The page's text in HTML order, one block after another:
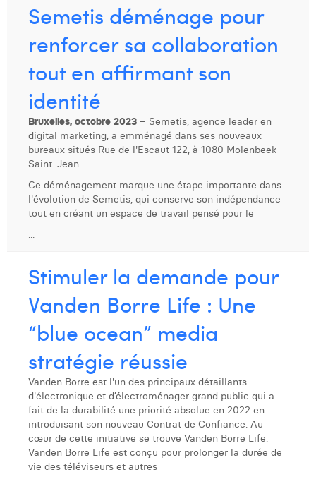
Semetis déménage pour
renforcer sa collaboration
tout en affirmant son
identité
Bruxelles, octobre 2023 – Semetis, agence leader en
digital marketing, a emménagé dans ses nouveaux
bureaux situés Rue de l'Escaut 122, à 1080 Molenbeek-
Saint-Jean.
Ce déménagement marque une étape importante dans
l'évolution de Semetis, qui conserve son indépendance
tout en créant un espace de travail pensé pour le
...
Stimuler la demande pour
Vanden Borre Life : Une
“blue ocean” media
stratégie réussie
Vanden Borre est l'un des principaux détaillants
d'électronique et d’électroménager grand public qui a
fait de la durabilité une priorité absolue en 2022 en
introduisant son nouveau Contrat de Confiance. Au
cœur de cette initiative se trouve Vanden Borre Life.
Vanden Borre Life est conçu pour prolonger la durée de
vie des téléviseurs et autres